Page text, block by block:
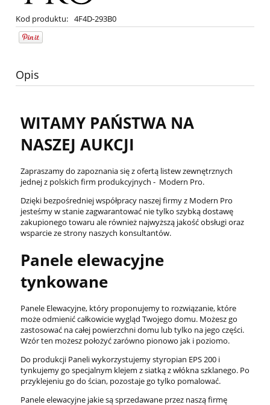
Kod produktu: 4F4D-293B0
Opis
WITAMY PAŃSTWA NA
NASZEJ AUKCJI
Zapraszamy do zapoznania się z ofertą listew zewnętrznych
jednej z polskich firm produkcyjnych - Modern Pro.
Dzięki bezpośredniej współpracy naszej firmy z Modern Pro
jesteśmy w stanie zagwarantować nie tylko szybką dostawę
zakupionego towaru ale również najwyższą jakość obsługi oraz
wsparcie ze strony naszych konsultantów.
Panele elewacyjne
tynkowane
Panele Elewacyjne, który proponujemy to rozwiązanie, które
może odmienić całkowicie wygląd Twojego domu. Możesz go
zastosować na całej powierzchni domu lub tylko na jego części.
Wzór ten możesz położyć zarówno pionowo jak i poziomo.
Do produkcji Paneli wykorzystujemy styropian EPS 200 i
tynkujemy go specjalnym klejem z siatką z włókna szklanego. Po
przyklejeniu go do ścian, pozostaje go tylko pomalować.
Panele elewacyjne jakie są sprzedawane przez naszą firmę